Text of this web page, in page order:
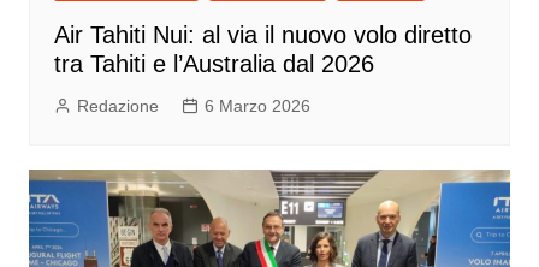
Air Tahiti Nui: al via il nuovo volo diretto
tra Tahiti e l’Australia dal 2026
Redazione 6 Marzo 2026